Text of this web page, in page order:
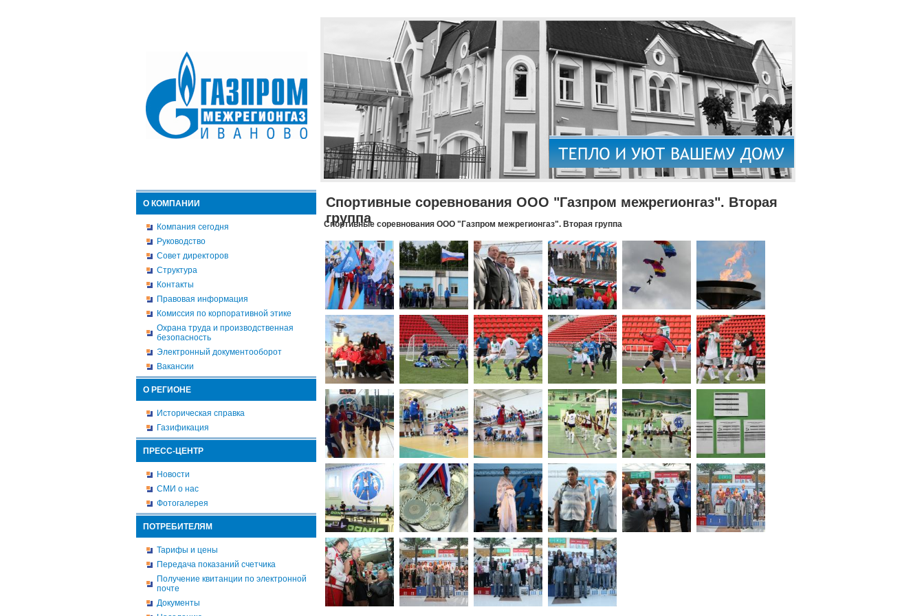
О КОМПАНИИ
Компания сегодня
Руководство
Совет директоров
Структура
Контакты
Правовая информация
Комиссия по корпоративной этике
Охрана труда и производственная
безопасность
Электронный документооборот
Вакансии
О РЕГИОНЕ
Историческая справка
Газификация
ПРЕСС-ЦЕНТР
Новости
СМИ о нас
Фотогалерея
ПОТРЕБИТЕЛЯМ
Тарифы и цены
Передача показаний счетчика
Получение квитанции по электронной
почте
Документы
Спортивные соревнования ООО "Газпром межрегионгаз". Вторая
группа
Спортивные соревнования ООО "Газпром межрегионгаз". Вторая группа